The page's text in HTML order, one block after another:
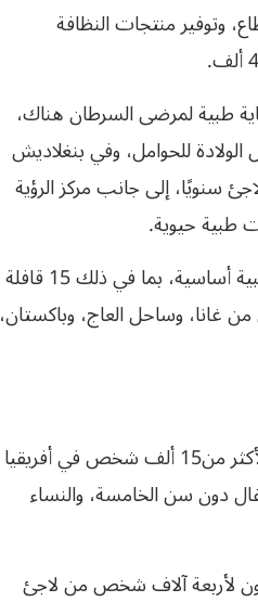
رئيسية في القطاع، وتوفير منتجات النظافة
طبية لمرضى السرطان هناك،
فيتامينات ما قبل الولادة للحوامل، وفي بنغلاديش
الطبي في مخيم للروهينجا، الذي يساعد 30 ألف لاجئ سنويًا، إلى جانب مركز الرؤية
كما تم إرسال القوافل الطبية إلى جميع أنحاء العالم لتقديم مساعدات طبية أساسية، بما في ذلك 15 قافلة
وقافلتان لكل من غانا، وساحل العاج، وباكستان،
وتستكمل فيكي روب حديثها قائلة: ” تُقدّم “لايف” المساعدات الطبية لأكثر من15 ألف شخص في أفريقيا
دون سن الخامسة، والنساء
لأربعة آلاف شخص من لاجئ